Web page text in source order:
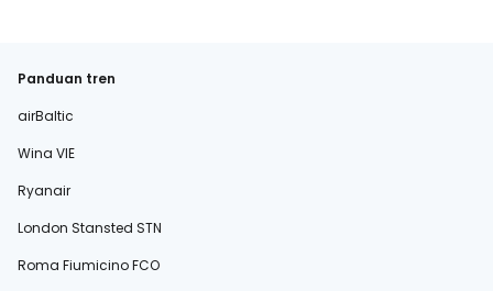
Panduan tren
airBaltic
Wina VIE
Ryanair
London Stansted STN
Roma Fiumicino FCO